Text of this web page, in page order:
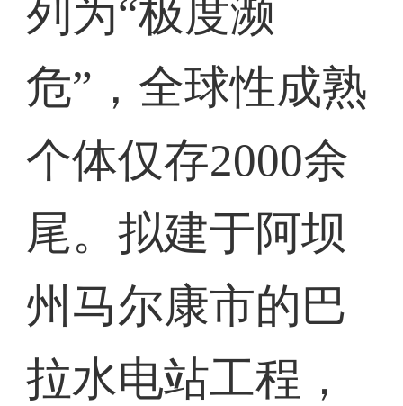
列为“极度濒
危”，全球性成熟
个体仅存2000余
尾。拟建于阿坝
州马尔康市的巴
拉水电站工程，